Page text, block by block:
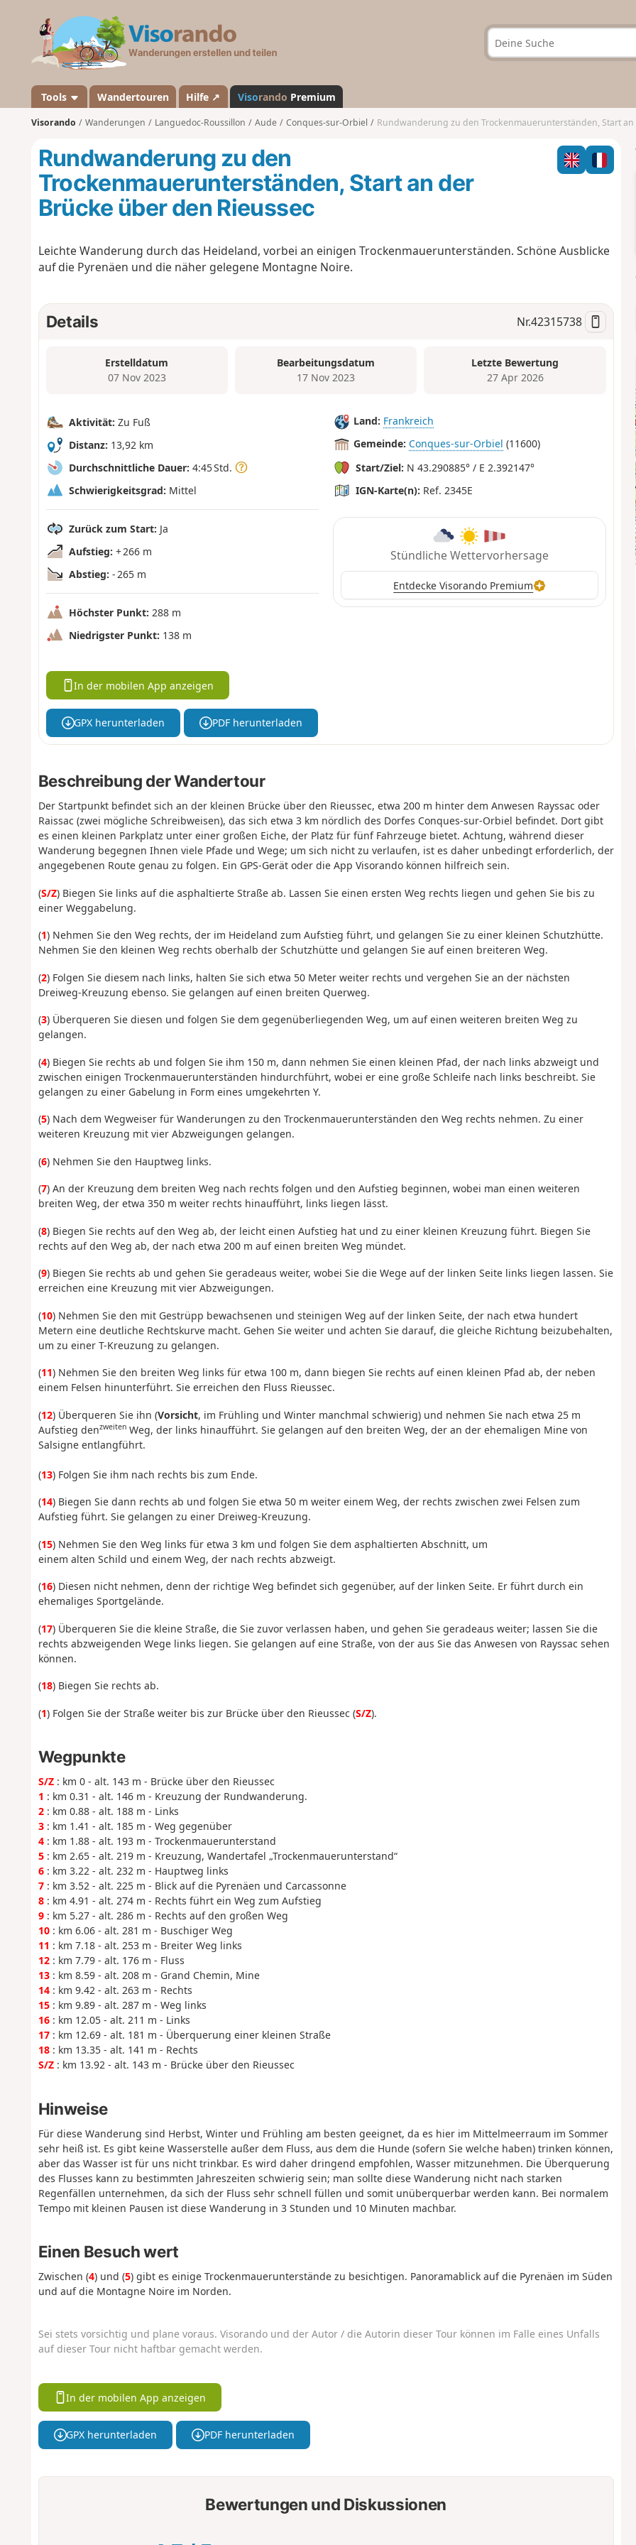
a
n
d
Tools Wandertouren Hilfe ↗ Visorando Premium
Visorando Wanderungen Languedoc-Roussillon Aude Conques-sur-Orbiel Rundwanderung zu den Trockenmauerunterständen, Start an der Brücke über den
Rundwanderung zu den
Trockenmauerunterständen, Start an der
Brücke über den Rieussec
Leichte Wanderung durch das Heideland, vorbei an einigen Trockenmauerunterständen. Schöne Ausblicke
auf die Pyrenäen und die näher gelegene Montagne Noire.
Details Nr.42315738
Erstelldatum
07 Nov 2023
Bearbeitungsdatum
17 Nov 2023
Letzte Bewertung
27 Apr 2026
Aktivität: Zu Fuß
Distanz: 13,92 km
Durchschnittliche Dauer: 4:45 Std.
Schwierigkeitsgrad: Mittel
Zurück zum Start: Ja
Aufstieg: + 266 m
Abstieg: - 265 m
Höchster Punkt: 288 m
Niedrigster Punkt: 138 m
Land: Frankreich
Gemeinde: Conques-sur-Orbiel (11600)
Start/Ziel: N 43.290885° / E 2.392147°
IGN-Karte(n): Ref. 2345E
Stündliche Wettervorhersage
Entdecke Visorando Premium
In der mobilen App anzeigen
GPX herunterladen PDF herunterladen
Beschreibung der Wandertour
Der Startpunkt befindet sich an der kleinen Brücke über den Rieussec, etwa 200 m hinter dem Anwesen Rayssac oder
Raissac (zwei mögliche Schreibweisen), das sich etwa 3 km nördlich des Dorfes Conques-sur-Orbiel befindet. Dort gibt
es einen kleinen Parkplatz unter einer großen Eiche, der Platz für fünf Fahrzeuge bietet. Achtung, während dieser
Wanderung begegnen Ihnen viele Pfade und Wege; um sich nicht zu verlaufen, ist es daher unbedingt erforderlich, der
angegebenen Route genau zu folgen. Ein GPS-Gerät oder die App Visorando können hilfreich sein.
(S/Z) Biegen Sie links auf die asphaltierte Straße ab. Lassen Sie einen ersten Weg rechts liegen und gehen Sie bis zu
einer Weggabelung.
(1) Nehmen Sie den Weg rechts, der im Heideland zum Aufstieg führt, und gelangen Sie zu einer kleinen Schutzhütte.
Nehmen Sie den kleinen Weg rechts oberhalb der Schutzhütte und gelangen Sie auf einen breiteren Weg.
(2) Folgen Sie diesem nach links, halten Sie sich etwa 50 Meter weiter rechts und vergehen Sie an der nächsten
Dreiweg-Kreuzung ebenso. Sie gelangen auf einen breiten Querweg.
(3) Überqueren Sie diesen und folgen Sie dem gegenüberliegenden Weg, um auf einen weiteren breiten Weg zu
gelangen.
(4) Biegen Sie rechts ab und folgen Sie ihm 150 m, dann nehmen Sie einen kleinen Pfad, der nach links abzweigt und
zwischen einigen Trockenmauerunterständen hindurchführt, wobei er eine große Schleife nach links beschreibt. Sie
gelangen zu einer Gabelung in Form eines umgekehrten Y.
(5) Nach dem Wegweiser für Wanderungen zu den Trockenmauerunterständen den Weg rechts nehmen. Zu einer
weiteren Kreuzung mit vier Abzweigungen gelangen.
(6) Nehmen Sie den Hauptweg links.
(7) An der Kreuzung dem breiten Weg nach rechts folgen und den Aufstieg beginnen, wobei man einen weiteren
breiten Weg, der etwa 350 m weiter rechts hinaufführt, links liegen lässt.
(8) Biegen Sie rechts auf den Weg ab, der leicht einen Aufstieg hat und zu einer kleinen Kreuzung führt. Biegen Sie
rechts auf den Weg ab, der nach etwa 200 m auf einen breiten Weg mündet.
(9) Biegen Sie rechts ab und gehen Sie geradeaus weiter, wobei Sie die Wege auf der linken Seite links liegen lassen. Sie
erreichen eine Kreuzung mit vier Abzweigungen.
(10) Nehmen Sie den mit Gestrüpp bewachsenen und steinigen Weg auf der linken Seite, der nach etwa hundert
Metern eine deutliche Rechtskurve macht. Gehen Sie weiter und achten Sie darauf, die gleiche Richtung beizubehalten,
um zu einer T-Kreuzung zu gelangen.
(11) Nehmen Sie den breiten Weg links für etwa 100 m, dann biegen Sie rechts auf einen kleinen Pfad ab, der neben
einem Felsen hinunterführt. Sie erreichen den Fluss Rieussec.
(12) Überqueren Sie ihn (Vorsicht, im Frühling und Winter manchmal schwierig) und nehmen Sie nach etwa 25 m
Aufstieg denzweitenWeg, der links hinaufführt. Sie gelangen auf den breiten Weg, der an der ehemaligen Mine von
Salsigne entlangführt.
(13) Folgen Sie ihm nach rechts bis zum Ende.
(14) Biegen Sie dann rechts ab und folgen Sie etwa 50 m weiter einem Weg, der rechts zwischen zwei Felsen zum
Aufstieg führt. Sie gelangen zu einer Dreiweg-Kreuzung.
(15) Nehmen Sie den Weg links für etwa 3 km und folgen Sie dem asphaltierten Abschnitt, um
einem alten Schild und einem Weg, der nach rechts abzweigt.
(16) Diesen nicht nehmen, denn der richtige Weg befindet sich gegenüber, auf der linken Seite. Er führt durch ein
ehemaliges Sportgelände.
(17) Überqueren Sie die kleine Straße, die Sie zuvor verlassen haben, und gehen Sie geradeaus weiter; lassen Sie die
rechts abzweigenden Wege links liegen. Sie gelangen auf eine Straße, von der aus Sie das Anwesen von Rayssac sehen
können.
(18) Biegen Sie rechts ab.
(1) Folgen Sie der Straße weiter bis zur Brücke über den Rieussec (S/Z).
Wegpunkte
S/Z: km 0 - alt. 143 m - Brücke über den Rieussec
1 : km 0.31 - alt. 146 m - Kreuzung der Rundwanderung.
2: km 0.88 - alt. 188 m - Links
3: km 1.41 - alt. 185 m - Weg gegenüber
4: km 1.88 - alt. 193 m - Trockenmauerunterstand
5: km 2.65 - alt. 219 m - Kreuzung, Wandertafel „Trockenmauerunterstand“
6: km 3.22 - alt. 232 m - Hauptweg links
7: km 3.52 - alt. 225 m - Blick auf die Pyrenäen und Carcassonne
8: km 4.91 - alt. 274 m - Rechts führt ein Weg zum Aufstieg
9: km 5.27 - alt. 286 m - Rechts auf den großen Weg
10: km 6.06 - alt. 281 m - Buschiger Weg
11 : km 7.18 - alt. 253 m - Breiter Weg links
12: km 7.79 - alt. 176 m - Fluss
13: km 8.59 - alt. 208 m - Grand Chemin, Mine
14: km 9.42 - alt. 263 m - Rechts
15: km 9.89 - alt. 287 m - Weg links
16: km 12.05 - alt. 211 m - Links
17: km 12.69 - alt. 181 m - Überquerung einer kleinen Straße
18: km 13.35 - alt. 141 m - Rechts
S/Z: km 13.92 - alt. 143 m - Brücke über den Rieussec
Hinweise
Für diese Wanderung sind Herbst, Winter und Frühling am besten geeignet, da es hier im Mittelmeerraum im Sommer
sehr heiß ist. Es gibt keine Wasserstelle außer dem Fluss, aus dem die Hunde (sofern Sie welche haben) trinken können,
aber das Wasser ist für uns nicht trinkbar. Es wird daher dringend empfohlen, Wasser mitzunehmen. Die Überquerung
des Flusses kann zu bestimmten Jahreszeiten schwierig sein; man sollte diese Wanderung nicht nach starken
Regenfällen unternehmen, da sich der Fluss sehr schnell füllen und somit unüberquerbar werden kann. Bei normalem
Tempo mit kleinen Pausen ist diese Wanderung in 3 Stunden und 10 Minuten machbar.
Einen Besuch wert
Zwischen (4) und (5) gibt es einige Trockenmauerunterstände zu besichtigen. Panoramablick auf die Pyrenäen im Süden
und auf die Montagne Noire im Norden.
Sei stets vorsichtig und plane voraus. Visorando und der Autor / die Autorin dieser Tour können im Falle eines Unfalls
auf dieser Tour nicht haftbar gemacht werden.
In der mobilen App anzeigen
GPX herunterladen PDF herunterladen
Bewertungen und Diskussionen